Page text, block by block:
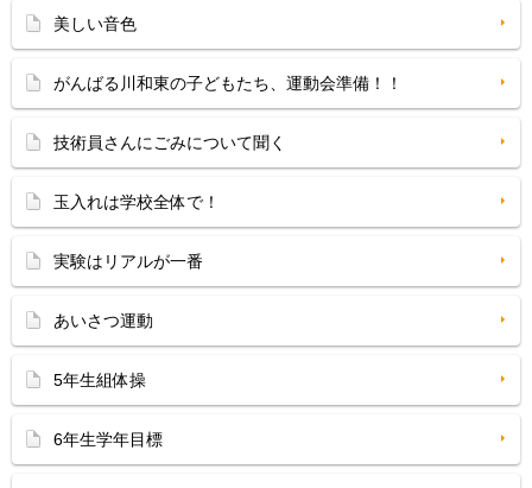
美しい音色
がんばる川和東の子どもたち、運動会準備！！
技術員さんにごみについて聞く
玉入れは学校全体で！
実験はリアルが一番
あいさつ運動
5年生組体操
6年生学年目標